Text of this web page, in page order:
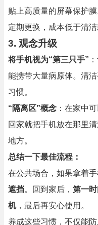
贴上高质量的屏幕保护
定期更换，成本低于清
3. 观念升级
将手机视为“第三只手”
能携带大量病原体。清
习惯。
“隔离区”概念 ：在家中
回家就把手机放在那里
地方。
总结一下最佳流程：
在公共场合，如果拿着手
遮挡。回到家后， 第一
机，最后再安心使用。
养成这些习惯，不仅能